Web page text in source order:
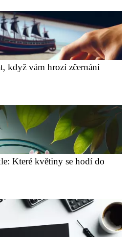
když vám hrozí zčernání
Které květiny se hodí do